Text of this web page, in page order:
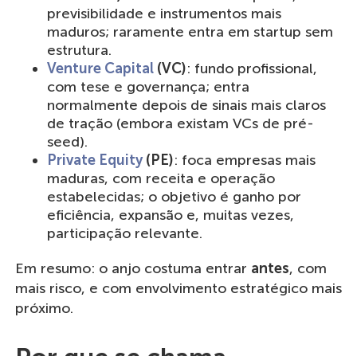
previsibilidade e instrumentos mais
maduros; raramente entra em startup sem
estrutura.
Venture Capital(VC): fundo profissional,
com tese e governança; entra
normalmente depois de sinais mais claros
de tração (embora existam VCs de pré-
seed).
Private Equity(PE): foca empresas mais
maduras, com receita e operação
estabelecidas; o objetivo é ganho por
eficiência, expansão e, muitas vezes,
participação relevante.
Em resumo: o anjo costuma entrar antes, com
mais risco, e com envolvimento estratégico mais
próximo.